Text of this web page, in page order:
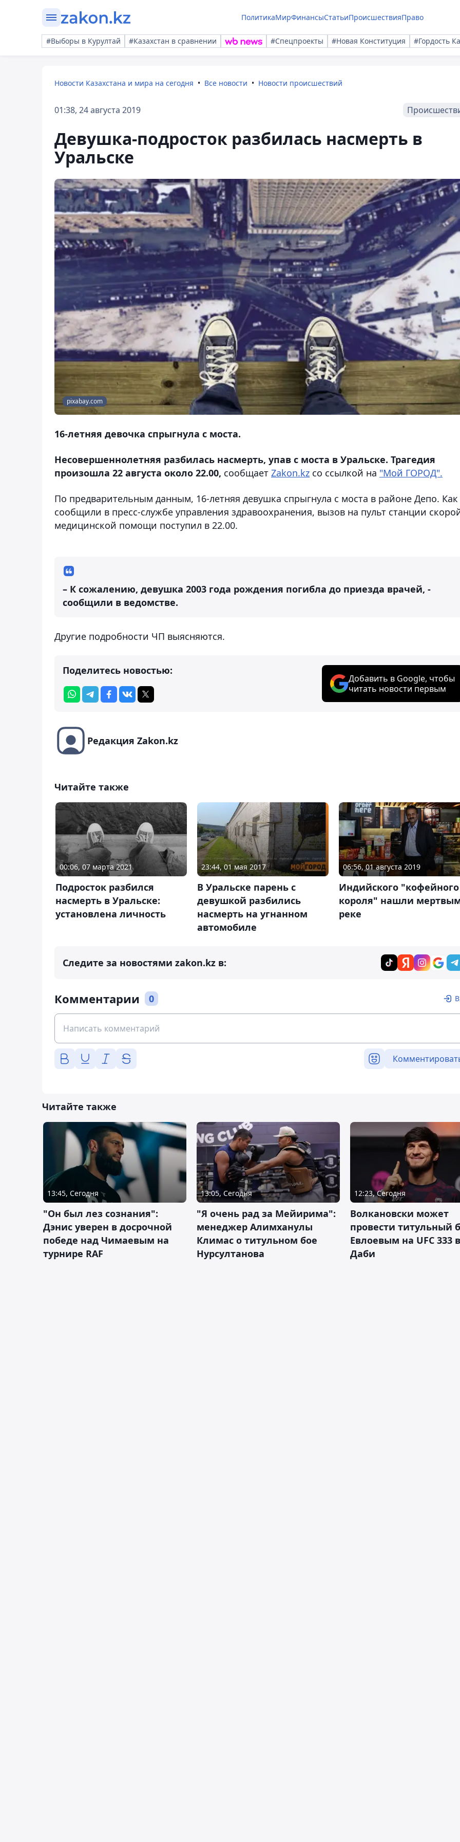
ПолитикаМирФинансыСтатьиПроисшествияПраво
#Выборы в Курултай #Казахстан в сравнении #Спецпроекты #Новая Конституция #Гордость
Новости Казахстана и мира на сегодня Все новости Новости происшествий
01:38, 24 августа 2019
Девушка-подросток разбилась насмерть в
Уральске
pixabay.com
16-летняя девочка спрыгнула с моста.
Несовершеннолетняя разбилась насмерть, упав с моста в Уральске. Трагедия
произошла 22 августа около 22.00, сообщает Zakon.kz со ссылкой на "Мой ГОРОД".
По предварительным данным, 16-летняя девушка спрыгнула с моста в районе Депо. Как
сообщили в пресс-службе управления здравоохранения, вызов на пульт станции
медицинской помощи поступил в 22.00.
– К сожалению, девушка 2003 года рождения погибла до приезда врачей, -
сообщили в ведомстве.
Другие подробности ЧП выясняются.
Поделитесь новостью:
Добавить в Google, чтобы
читать новости первым
Редакция Zakon.kz
Читайте также
00:06, 07 марта 2021
Подросток разбился
насмерть в Уральске:
установлена личность
23:44, 01 мая 2017
В Уральске парень с
девушкой разбились
насмерть на угнанном
автомобиле
06:56, 01 августа 2019
Индийского "кофейного
короля" нашли
реке
Следите за новостями zakon.kz в:
Комментарии 0
Читайте также
13:45, Сегодня
"Он был лез сознания":
Дэнис уверен в досрочной
победе над Чимаевым на
турнире RAF
13:05, Сегодня
"Я очень рад за Мейирима":
менеджер Алимханулы
Климас о титульном бое
Нурсултанова
12:23, Сегодня
Волкановски может
провести титульный
Евлоевым на UFC 333
Даби